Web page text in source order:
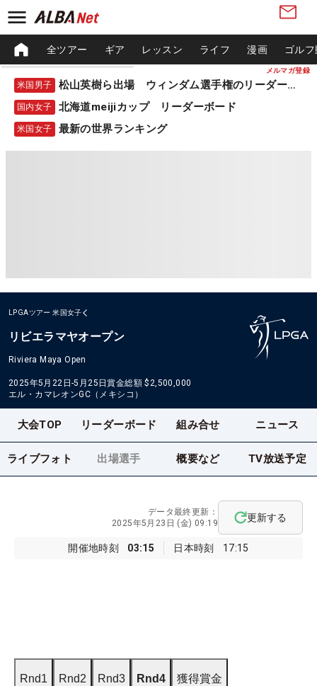
メルマガ登録
全ツアー ギア レッスン ライフ 漫画 ゴル
米国男子 松山英樹ら出場 ウィンダム選手権のリーダーボード
国内女子 北海道meijiカップ リーダーボード
米国女子 最新の世界ランキング
LPGAツアー 米国女子
リビエラマヤオープン
Riviera Maya Open
2025年5月22日-5月25日賞金総額 $2,500,000
エル・カマレオンGC（メキシコ）
大会TOP リーダーボード 組み合せ ニュース
ライブフォト 出場選手 概要など TV放送予定
開催地時刻 03:15 日本時刻 17:15
データ最終更新：
2025年5月23日 (金) 09:19
更新する
Rnd1 Rnd2 Rnd3 Rnd4 獲得賞金